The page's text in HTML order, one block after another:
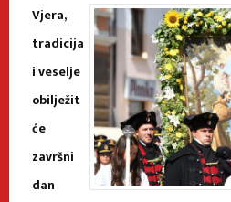
Vjera,
tradicija
i veselje
obilježit
će
završni
dan